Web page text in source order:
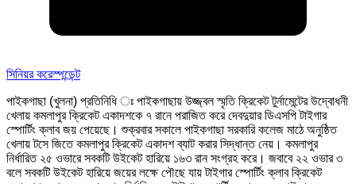
সিনিয়র করেস্পন্ডেন্ট
পাইকগাছা (খুলনা) প্রতিনিধি ঃ পাইকগাছায় উজ্জ্বল স্মৃতি ক্রিকেট টুর্নামেন্টের উদ্বোধনী
খেলায় কমলাপুর ক্রিকেট একাদশকে ৭ রানে পরাজিত করে দেবদুয়ার ডিএসপি টাইগার
স্পোর্টিং ক্লাব জয় পেয়েছে। শুক্রবার সকালে পাইকগাছা সরকারি কলেজ মাঠে অনুষ্ঠিত
খেলায় টসে জিতে কমলাপুর ক্রিকেট একাদশ ব্যাট করার সিদ্ধান্ত নেয়। কমলাপুর
নির্ধারিত ২৫ ওভারে সবকটি উইকেট হারিয়ে ১৬৩ রান সংগ্রহ করে। জবাবে ২২ ওভার ৩
বলে সবকটি উইকেট হারিয়ে জয়ের লক্ষে পৌছে যায় টাইগার স্পোর্টিং ক্লাব ক্রিকেট